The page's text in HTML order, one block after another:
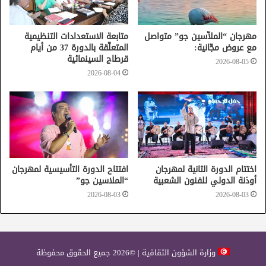
والفلسطيني.
الشعب الفلسطيني فلسطين
مهرجان “الملاّسين جو” متواصل
مع عروض مجّانية:
2026-08-05
متابعة الاستعدادات التنظيمية
المتعلّقة بالدورة 37 من أيام
قرطاج السينمائية
2026-08-04
اختتام الدورة الثانية لمهرجان
أوذنة الدولي للفنون الشعبية
2026-08-03
افتتاح الدورة التأسيسية لمهرجان
“الملاسين جو”
2026-08-03
وزارة الشؤون الثقافية | ©2026 جميع الحقوق محفوظة